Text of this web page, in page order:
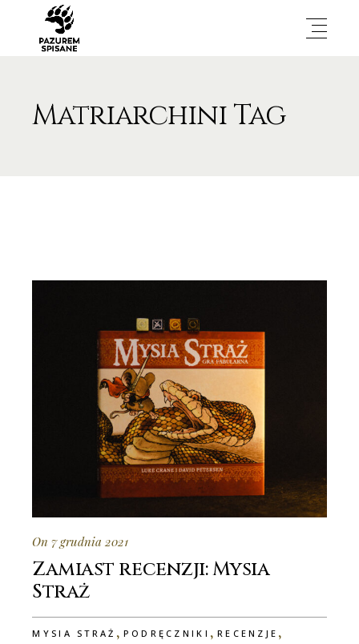
Matriarchini Tag
On 7 grudnia 2021
Zamiast recenzji: Mysia
Straż
MYSIA STRAŻ , PODRĘCZNIKI , RECENZJE ,